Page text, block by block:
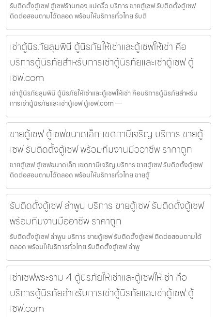
รับติดตั้งตู้เซฟ ตู้เซฟร้านทอง แปดริ้ว บริการ ขายตู้เซฟ รับติดตั้งตู้เซฟ
ติดต่อสอบถามได้ตลอด พร้อมให้บริการทั่วไทย รับติ
เช่าตู้นิรภัยลุมพินี ตู้นิรภัยให้เช่าและตู้เซฟให้เช่า คือ
บริการตู้นิรภัยสำหรับการเช่าตู้นิรภัยและเช่าตู้เซฟ ตู้
เซฟ.com
เช่าตู้นิรภัยลุมพินี ตู้นิรภัยให้เช่าและตู้เซฟให้เช่า คือบริการตู้นิรภัยสำหรับ
การเช่าตู้นิรภัยและเช่าตู้เซฟ ตู้เซฟ.com —
ขายตู้เซฟ ตู้เซฟขนาดเล็ก เขตภาษีเจริญ บริการ ขายตู้
เซฟ รับติดตั้งตู้เซฟ พร้อมทีมงานมืออาชีพ ราคาถูก
ขายตู้เซฟ ตู้เซฟขนาดเล็ก เขตภาษีเจริญ บริการ ขายตู้เซฟ รับติดตั้งตู้เซฟ
ติดต่อสอบถามได้ตลอด พร้อมให้บริการทั่วไทย ขายตู้
รับติดตั้งตู้เซฟ ลำพูน บริการ ขายตู้เซฟ รับติดตั้งตู้เซฟ
พร้อมทีมงานมืออาชีพ ราคาถูก
รับติดตั้งตู้เซฟ ลำพูน บริการ ขายตู้เซฟ รับติดตั้งตู้เซฟ ติดต่อสอบถามได้
ตลอด พร้อมให้บริการทั่วไทย รับติดตั้งตู้เซฟ ลำพู
เช่าเซฟพระราม 4 ตู้นิรภัยให้เช่าและตู้เซฟให้เช่า คือ
บริการตู้นิรภัยสำหรับการเช่าตู้นิรภัยและเช่าตู้เซฟ ตู้
เซฟ.com